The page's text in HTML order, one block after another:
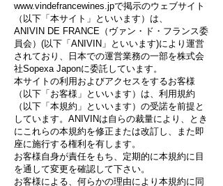
www.vindefrancewines.jpで掲示のウェブサイト
（以下「本サイト」といいます）は、
ANIVIN DE FRANCE（ヴァン・ド・フランス委
員会）(以下「ANIVIN」といいます)により運営
されており、日本での運営業務の一部を株式会
社Sopexa Japonに委託しています。
本サイトの利用およびアクセスをするお客様
（以下「お客様」といいます）は、利用規約
（以下「本規約」といいます）の受諾を前提と
しています。ANIVINは自らの裁量により、とき
にこれらの本規約を修正または改訂し、また即
座に施行する権利を有します。
お客様自身が責任をもち、定期的に本規約に目
を通して変更を確認して下さい。
お客様による、何らかの理由により本規約に同